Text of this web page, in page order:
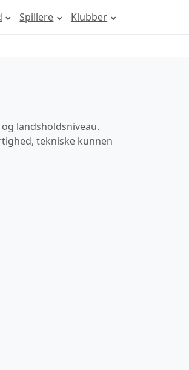
Spillere Klubber
landsholdsniveau.
tekniske kunnen